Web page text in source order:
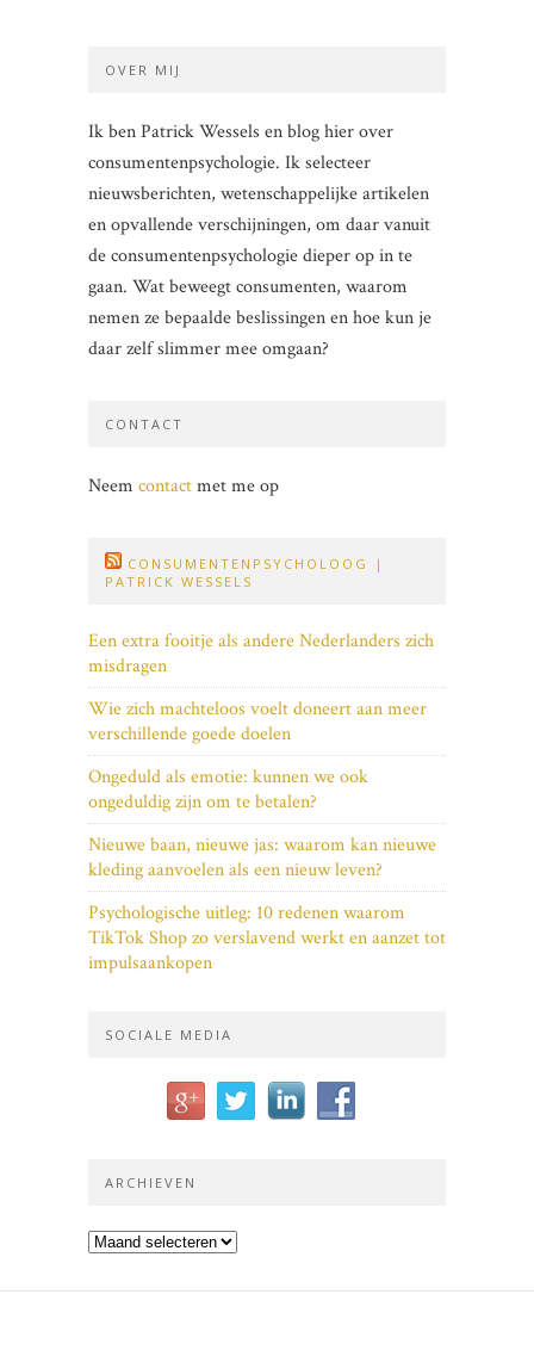
OVER MIJ
Ik ben Patrick Wessels en blog hier over
consumentenpsychologie. Ik selecteer
nieuwsberichten, wetenschappelijke artikelen
en opvallende verschijningen, om daar vanuit
de consumentenpsychologie dieper op in te
gaan. Wat beweegt consumenten, waarom
nemen ze bepaalde beslissingen en hoe kun je
daar zelf slimmer mee omgaan?
CONTACT
Neem contactmet me op
CONSUMENTENPSYCHOLOOG |
PATRICK WESSELS
Een extra fooitje als andere Nederlanders zich
misdragen
Wie zich machteloos voelt doneert aan meer
verschillende goede doelen
Ongeduld als emotie: kunnen we ook
ongeduldig zijn om te betalen?
Nieuwe baan, nieuwe jas: waarom kan nieuwe
kleding aanvoelen als een nieuw leven?
Psychologische uitleg: 10 redenen waarom
TikTok Shop zo verslavend werkt en aanzet tot
impulsaankopen
SOCIALE MEDIA
ARCHIEVEN
Archieven